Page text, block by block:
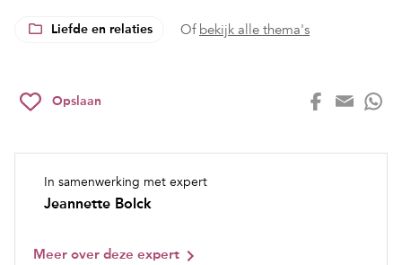
Liefde en relaties Of bekijk alle thema's
Opslaan
In samenwerking met expert
Jeannette Bolck
Meer over deze expert